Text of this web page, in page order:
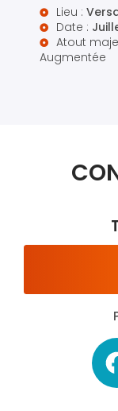
Lieu :
Date :
Atout
Augmentée